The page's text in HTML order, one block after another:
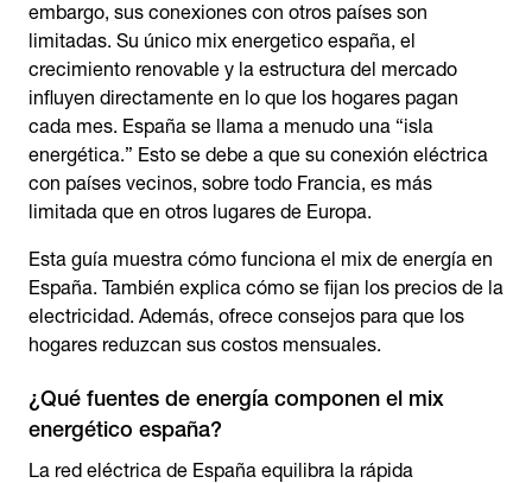
embargo, sus conexiones con otros países son
limitadas. Su único mix energetico españa, el
crecimiento renovable y la estructura del mercado
influyen directamente en lo que los hogares pagan
cada mes. España se llama a menudo una “isla
energética.” Esto se debe a que su conexión eléctrica
con países vecinos, sobre todo Francia, es más
limitada que en otros lugares de Europa.
Esta guía muestra cómo funciona el mix de energía en
España. También explica cómo se fijan los precios de la
electricidad. Además, ofrece consejos para que los
hogares reduzcan sus costos mensuales.
¿Qué fuentes de energía componen el mix
energético españa?
La red eléctrica de España equilibra la rápida